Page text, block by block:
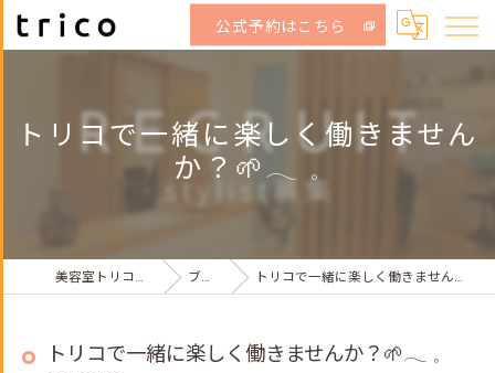
公式予約はこちら
トリコで一緒に楽しく働きません
か？🌱𓂃 𓈒
美容室トリコ荻窪店 ブログ トリコで一緒に楽しく働きませんか？🌱𓂃 𓈒
トリコで一緒に楽しく働きませんか？🌱𓂃 𓈒